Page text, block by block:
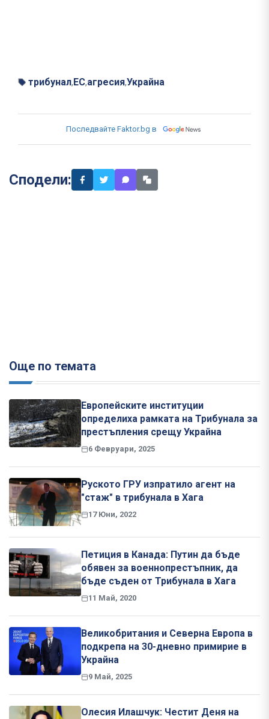
трибунал, ЕС,агресия,Украйна
Последвайте Faktor.bg в
Сподели:
Още по темата
Европейските институции
определиха рамката на Трибунала за
престъпления срещу Украйна
6 Февруари, 2025
Руското ГРУ изпратило агент на
"стаж" в трибунала в Хага
17 Юни, 2022
Петиция в Канада: Путин да бъде
обявен за военнопрестъпник, да
бъде съден от Трибунала в Хага
11 Май, 2020
Великобритания и Северна Европа в
подкрепа на 30-дневно примирие в
Украйна
9 Май, 2025
Олесия Илашчук: Честит Деня на